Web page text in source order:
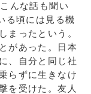
んな話も聞い
る頃には見る機
まったという。
があった。日本
、自分と同じ社
らずに生きなけ
を受けた。友人